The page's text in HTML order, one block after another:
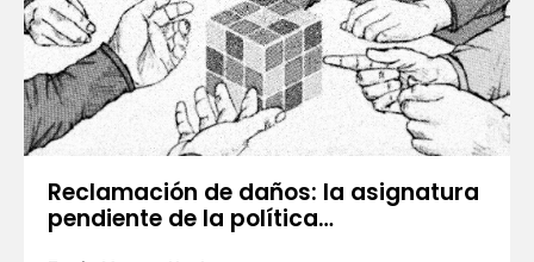
Reclamación de daños: la asignatura
pendiente de la política…